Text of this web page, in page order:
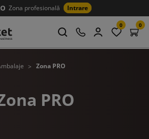
Zona profesională Intrare
0 0
Zona PRO
PRO